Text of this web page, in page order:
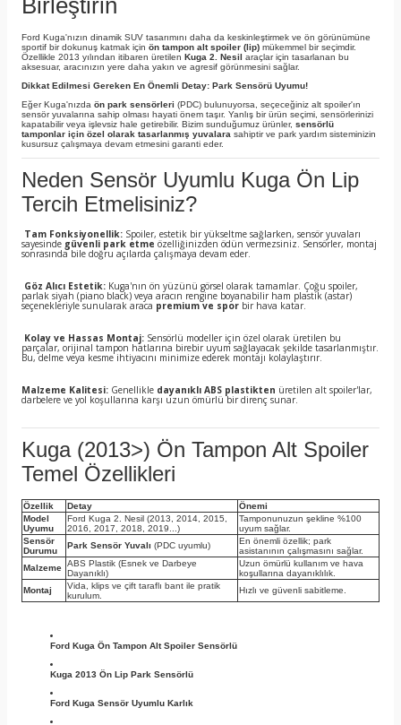
Birleştirin
Ford Kuga'nızın dinamik SUV tasarımını daha da keskinleştirmek ve ön görünümüne
sportif bir dokunuş katmak için ön tampon alt spoiler (lip) mükemmel bir seçimdir.
Özellikle 2013 yılından itibaren üretilen Kuga 2. Nesil araçlar için tasarlanan bu
aksesuar, aracınızın yere daha yakın ve agresif görünmesini sağlar.
Dikkat Edilmesi Gereken En Önemli Detay: Park Sensörü Uyumu!
Eğer Kuga'nızda ön park sensörleri (PDC) bulunuyorsa, seçeceğiniz alt spoiler'ın
sensör yuvalarına sahip olması hayati önem taşır. Yanlış bir ürün seçimi, sensörlerinizi
kapatabilir veya işlevsiz hale getirebilir. Bizim sunduğumuz ürünler, sensörlü
tamponlar için özel olarak tasarlanmış yuvalara sahiptir ve park yardım sisteminizin
kusursuz çalışmaya devam etmesini garanti eder.
Neden Sensör Uyumlu Kuga Ön Lip
Tercih Etmelisiniz?
Tam Fonksiyonellik: Spoiler, estetik bir yükseltme sağlarken, sensör yuvaları
sayesinde güvenli park etme özelliğinizden ödün vermezsiniz. Sensörler, montaj
sonrasında bile doğru açılarda çalışmaya devam eder.
Göz Alıcı Estetik: Kuga'nın ön yüzünü görsel olarak tamamlar. Çoğu spoiler,
parlak siyah (piano black) veya aracın rengine boyanabilir ham plastik (astar)
seçenekleriyle sunularak araca premium ve spor bir hava katar.
Kolay ve Hassas Montaj: Sensörlü modeller için özel olarak üretilen bu
parçalar, orijinal tampon hatlarına birebir uyum sağlayacak şekilde tasarlanmıştır.
Bu, delme veya kesme ihtiyacını minimize ederek montajı kolaylaştırır.
Malzeme Kalitesi: Genellikle dayanıklı ABS plastikten üretilen alt spoiler'lar,
darbelere ve yol koşullarına karşı uzun ömürlü bir direnç sunar.
Kuga (2013>) Ön Tampon Alt Spoiler
Temel Özellikleri
Özellik Detay
Önemi
Model
Uyumu
Ford Kuga 2. Nesil (2013, 2014, 2015,
2016, 2017, 2018, 2019...)
Tamponunuzun şekline %100
uyum sağlar.
Sensör
Durumu
Park Sensör Yuvalı (PDC uyumlu)
En önemli özellik; park
asistanının çalışmasını sağlar.
Malzeme ABS Plastik (Esnek ve Darbeye
Dayanıklı)
Uzun ömürlü kullanım ve hava
koşullarına dayanıklılık.
Montaj
Vida, klips ve çift taraflı bant ile pratik
kurulum.
Hızlı ve güvenli sabitleme.
Ford Kuga Ön Tampon Alt Spoiler Sensörlü
Kuga 2013 Ön Lip Park Sensörlü
Ford Kuga Sensör Uyumlu Karlık